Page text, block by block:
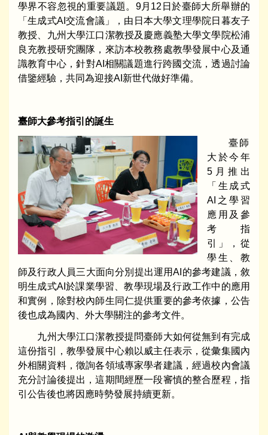
學界不容忽視的重要議題。9月12日於臺師大所舉辦的
「生成式AI交流會議」，由日本大學文理學院日暮友子
教授、九州大學江口潔教授及慶應義塾大學文學院松浦
良充教授研究團隊，來訪本校教務處教學發展中心及通
識教育中心，針對AI相關議題進行跨國交流，透過討論
借鑒經驗，共同為迎接AI新世代做好準備。
臺師大參考指引的誕生
臺師
大於今年
5月推出
「生成式
AI之學習
應用及參
考指
引」，從
學生、教
師及行政人員三大面向分別提出運用AI的參考建議，敘
明生成式AI於課業學習、教學現場及行政工作中的應用
和實例，除對校內師生同仁提供重要的參考依據，公告
後也成為國內、外大學關注的參考文件。
九州大學江口潔教授提問臺師大如何從無到有完成
這份指引，教學發展中心賴以威主任表示，從彙集國內
外相關資料，徵詢各領域專家學者建議，經過校內會議
充分討論後提出，這期間經歷一段審慎的整合歷程，指
引公告後也將因應時勢發展持續更新。